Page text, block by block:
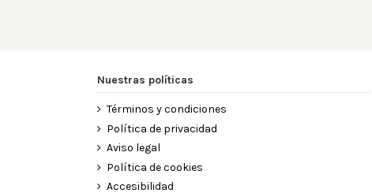
Nuestras políticas
Términos y condiciones
Política de privacidad
Aviso legal
Política de cookies
Accesibilidad